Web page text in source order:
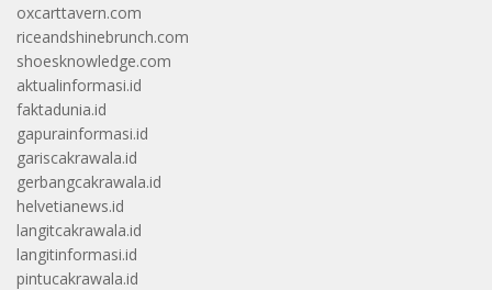
oxcarttavern.com
riceandshinebrunch.com
shoesknowledge.com
aktualinformasi.id
faktadunia.id
gapurainformasi.id
gariscakrawala.id
gerbangcakrawala.id
helvetianews.id
langitcakrawala.id
langitinformasi.id
pintucakrawala.id